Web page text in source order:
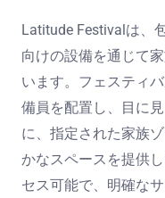
Latitude Festivalは、
向けの設備を通じて
います。フェスティ
備員を配置し、目に
に、指定された家族
かなスペースを提供
セス可能で、明確な